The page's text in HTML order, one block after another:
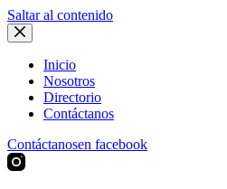
Saltar al contenido
Inicio
Nosotros
Directorio
Contáctanos
Contáctanosen facebook